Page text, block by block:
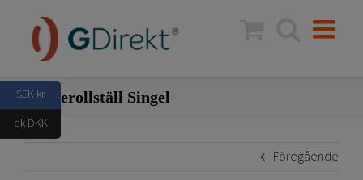
innehållet
Banderollställ Singel
Föregående
SEK kr
dk DKK